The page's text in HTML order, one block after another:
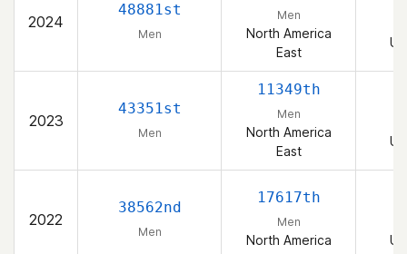
2024
48881st
Men
Men
North America
East
2023
43351st
Men
11349th
Men
North America
East
2022
38562nd
Men
17617th
Men
North America